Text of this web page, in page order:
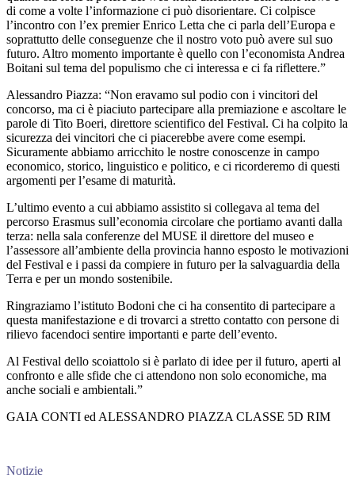
di come a volte l’informazione ci può disorientare. Ci colpisce
l’incontro con l’ex premier Enrico Letta che ci parla dell’Europa e
soprattutto delle conseguenze che il nostro voto può avere sul suo
futuro. Altro momento importante è quello con l’economista Andrea
Boitani sul tema del populismo che ci interessa e ci fa riflettere.”
Alessandro Piazza: “Non eravamo sul podio con i vincitori del
concorso, ma ci è piaciuto partecipare alla premiazione e ascoltare le
parole di Tito Boeri, direttore scientifico del Festival. Ci ha colpito la
sicurezza dei vincitori che ci piacerebbe avere come esempi.
Sicuramente abbiamo arricchito le nostre conoscenze in campo
economico, storico, linguistico e politico, e ci ricorderemo di questi
argomenti per l’esame di maturità.
L’ultimo evento a cui abbiamo assistito si collegava al tema del
percorso Erasmus sull’economia circolare che portiamo avanti dalla
terza: nella sala conferenze del MUSE il direttore del museo e
l’assessore all’ambiente della provincia hanno esposto le motivazioni
del Festival e i passi da compiere in futuro per la salvaguardia della
Terra e per un mondo sostenibile.
Ringraziamo l’istituto Bodoni che ci ha consentito di partecipare a
questa manifestazione e di trovarci a stretto contatto con persone di
rilievo facendoci sentire importanti e parte dell’evento.
Al Festival dello scoiattolo si è parlato di idee per il futuro, aperti al
confronto e alle sfide che ci attendono non solo economiche, ma
anche sociali e ambientali.”
GAIA CONTI ed ALESSANDRO PIAZZA CLASSE 5D RIM
Notizie